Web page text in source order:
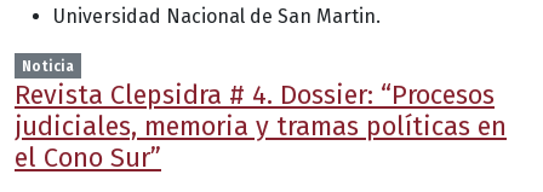
Universidad Nacional de San Martin.
Noticia
Revista Clepsidra # 4. Dossier: “Procesos
judiciales, memoria y tramas políticas en
el Cono Sur”